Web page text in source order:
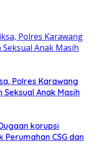
Polres Karawang
Anak Masih
korupsi
Perumahan CSG dan